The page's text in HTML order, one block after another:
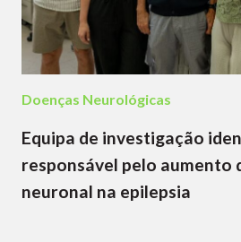
Doenças Neurológicas
Equipa de investigação
responsável pelo aumento
neuronal na epilepsia